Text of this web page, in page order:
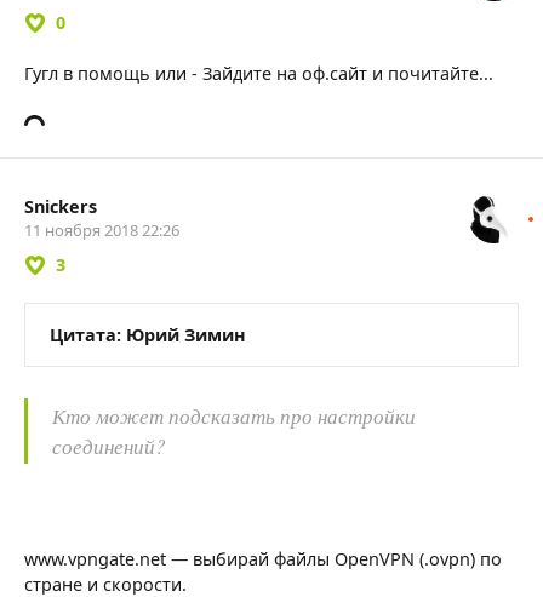
0
Гугл в помощь или - Зайдите на оф.сайт и почитайте...
Snickers
11 ноября 2018 22:26
3
Цитата: Юрий Зимин
Кто может подсказать про настройки
соединений?
www.vpngate.net — выбирай файлы OpenVPN (.ovpn) по
стране и скорости.